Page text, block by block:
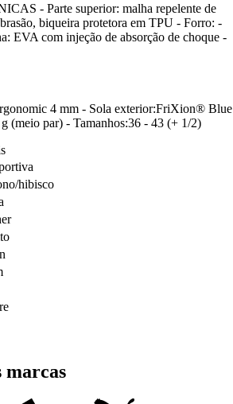
- Parte superior: malha repelente de
biqueira protetora em TPU - Forro: -
EVA com injeção de absorção de choque -
4 mm - Sola exterior:FriXion® Blue
(meio par) - Tamanhos:36 - 43 (+ 1/2)
hibisco
marcas